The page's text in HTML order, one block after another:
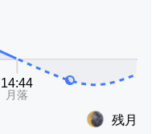
残月